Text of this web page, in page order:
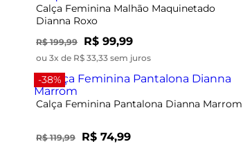
Calça Feminina Malhão Maquinetado
Dianna Roxo
R$ 199,99 R$ 99,99
ou 3x de R$ 33,33 sem juros
-38%
Calça Feminina Pantalona Dianna Marrom
R$ 119,99 R$ 74,99